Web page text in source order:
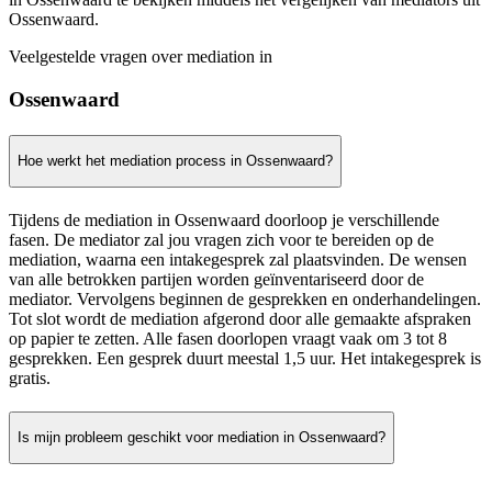
Ossenwaard.
Veelgestelde vragen over mediation in
Ossenwaard
Hoe werkt het mediation process in Ossenwaard?
Tijdens de mediation in Ossenwaard doorloop je verschillende
fasen. De mediator zal jou vragen zich voor te bereiden op de
mediation, waarna een intakegesprek zal plaatsvinden. De wensen
van alle betrokken partijen worden geïnventariseerd door de
mediator. Vervolgens beginnen de gesprekken en onderhandelingen.
Tot slot wordt de mediation afgerond door alle gemaakte afspraken
op papier te zetten. Alle fasen doorlopen vraagt vaak om 3 tot 8
gesprekken. Een gesprek duurt meestal 1,5 uur. Het intakegesprek is
gratis.
Is mijn probleem geschikt voor mediation in Ossenwaard?